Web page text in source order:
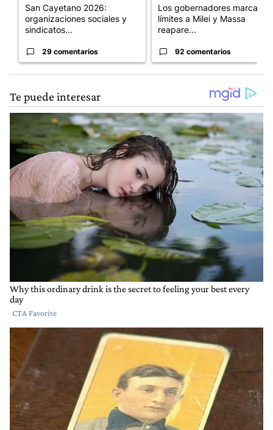
San Cayetano 2026:
organizaciones sociales y
sindicatos...
29 comentarios
Los gobernadores marcan
límites a Milei y Massa
reapare...
92 comentarios